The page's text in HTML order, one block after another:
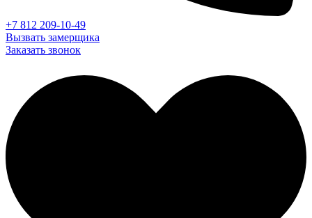
+7 812 209-10-49
Вызвать замерщика
Заказать звонок